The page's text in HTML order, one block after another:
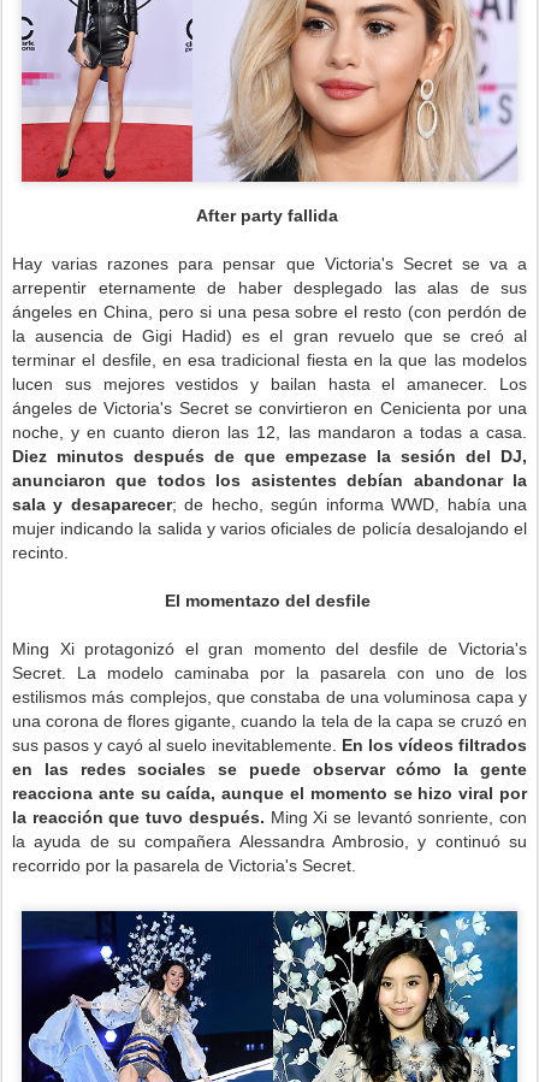
After party fallida
Hay varias razones para pensar que Victoria's Secret se va a
arrepentir eternamente de haber desplegado las alas de sus
ángeles en China, pero si una pesa sobre el resto (con perdón de
la ausencia de Gigi Hadid) es el gran revuelo que se creó al
terminar el desfile, en esa tradicional fiesta en la que las modelos
lucen sus mejores vestidos y bailan hasta el amanecer. Los
ángeles de Victoria's Secret se convirtieron en Cenicienta por una
noche, y en cuanto dieron las 12, las mandaron a todas a casa.
Diez minutos después de que empezase la sesión del DJ,
anunciaron que todos los asistentes debían abandonar la
sala y desaparecer; de hecho, según informa WWD, había una
mujer indicando la salida y varios oficiales de policía desalojando el
recinto.
El momentazo del desfile
Ming Xi protagonizó el gran momento del desfile de Victoria's
Secret. La modelo caminaba por la pasarela con uno de los
estilismos más complejos, que constaba de una voluminosa capa y
una corona de flores gigante, cuando la tela de la capa se cruzó en
sus pasos y cayó al suelo inevitablemente. En los vídeos filtrados
en las redes sociales se puede observar cómo la gente
reacciona ante su caída, aunque el momento se hizo viral por
la reacción que tuvo después. Ming Xi se levantó sonriente, con
la ayuda de su compañera Alessandra Ambrosio, y continuó su
recorrido por la pasarela de Victoria's Secret.